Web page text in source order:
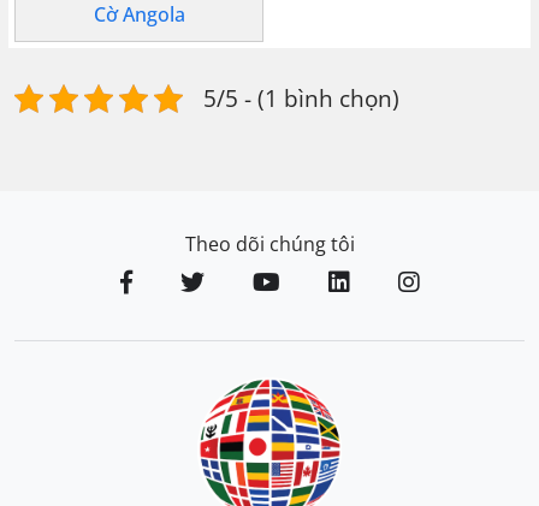
Cờ Angola
5/5 - (1 bình chọn)
Theo dõi chúng tôi